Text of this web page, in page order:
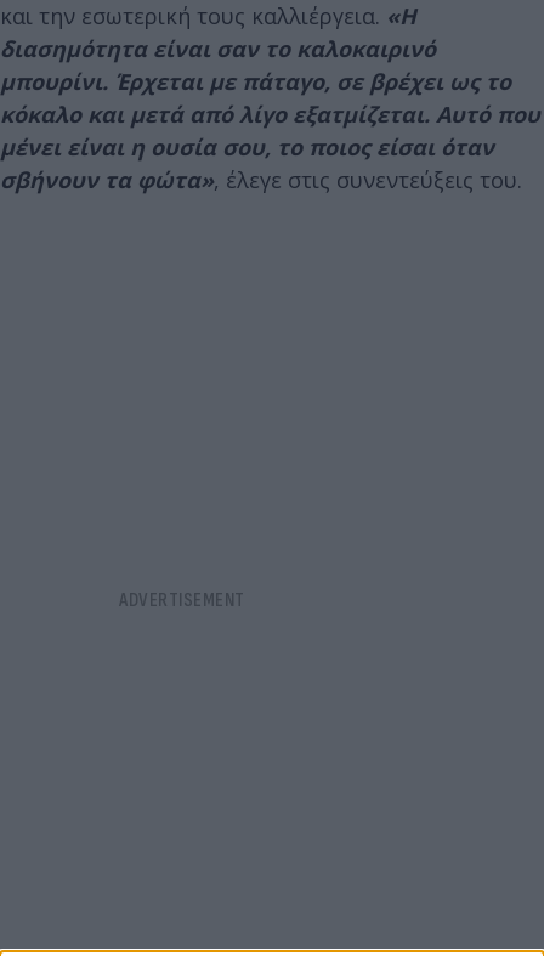
και την εσωτερική τους καλλιέργεια. «Η
διασημότητα είναι σαν το καλοκαιρινό
μπουρίνι. Έρχεται με πάταγο, σε βρέχει ως το
κόκαλο και μετά από λίγο εξατμίζεται. Αυτό που
μένει είναι η ουσία σου, το ποιος είσαι όταν
σβήνουν τα φώτα», έλεγε στις συνεντεύξεις του.